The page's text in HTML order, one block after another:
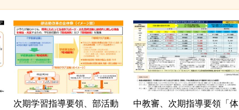
次期学習指導要領、部活動
中教審、次期指導要領「体